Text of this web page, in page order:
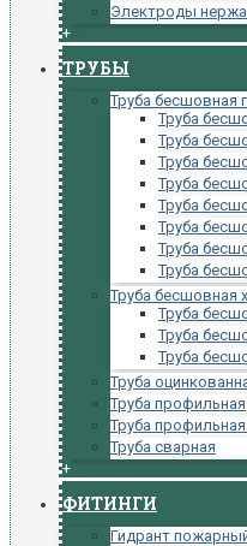
Электроды
+
ТРУБЫ
Труба бесшовная
Труба
Труба
Труба
Труба
Труба
Труба
Труба
Труба
Труба бесшовная
Труба
Труба
Труба
Труба
Труба профильная
Труба
Труба сварная
+
ФИТИНГИ
Гидрант